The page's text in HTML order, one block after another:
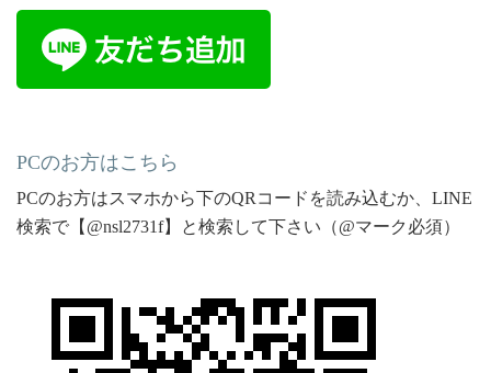
PCのお方はこちら
PCのお方はスマホから下のQRコードを読み込むか、LINE
検索で【@nsl2731f】と検索して下さい（@マーク必須）